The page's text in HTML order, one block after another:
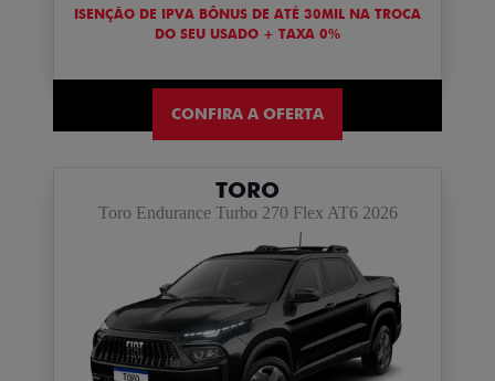
ISENÇÃO DE IPVA BÔNUS DE ATÉ 30MIL NA TROCA
DO SEU USADO + TAXA 0%
CONFIRA A OFERTA
TORO
Toro Endurance Turbo 270 Flex AT6 2026